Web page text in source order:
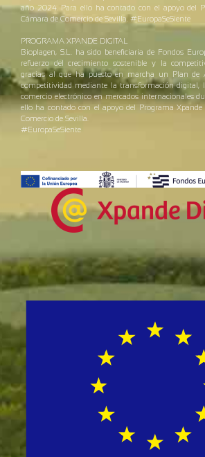
año 2024. Para ello ha contado con el apoyo del
Cámara de Comercio de Sevilla. #EuropaSeSiente
PROGRAMA XPANDE DIGITAL
Bioplagen, S.L. ha sido beneficiaria de Fondos
refuerzo del crecimiento sostenible y la
gracias al que ha puesto en marcha un Plan de
competitividad mediante la transformación digital,
comercio electrónico en mercados internacionales
ello ha contado con el apoyo del Programa
Comercio de Sevilla.
#EuropaSeSiente